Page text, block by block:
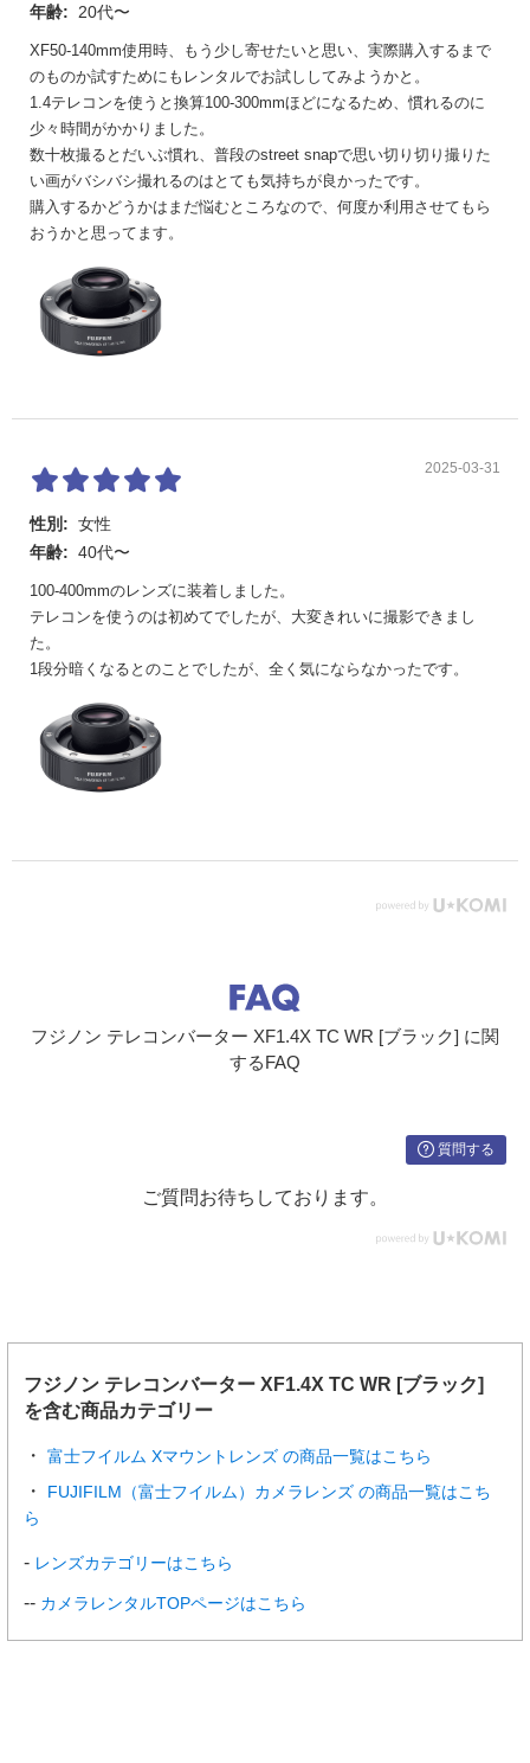
年齢:
20代〜
XF50-140mm使用時、もう少し寄せたいと思い、実際購入するまで
のものか試すためにもレンタルでお試ししてみようかと。
1.4テレコンを使うと換算100-300mmほどになるため、慣れるのに
少々時間がかかりました。
数十枚撮るとだいぶ慣れ、普段のstreet snapで思い切り切り撮りた
い画がバシバシ撮れるのはとても気持ちが良かったです。
購入するかどうかはまだ悩むところなので、何度か利用させてもら
おうかと思ってます。
2025-03-31
性別: 女性
年齢: 40代〜
100-400mmのレンズに装着しました。
テレコンを使うのは初めてでしたが、大変きれいに撮影できまし
た。
1段分暗くなるとのことでしたが、全く気にならなかったです。
フジノン テレコンバーター XF1.4X TC WR [ブラック] に関
するFAQ
質問する
ご質問お待ちしております。
フジノン テレコンバーター XF1.4X TC WR [ブラック]
を含む商品カテゴリー
富士フイルム Xマウントレンズ の商品一覧はこちら
FUJIFILM（富士フイルム）カメラレンズ の商品一覧はこち
ら
レンズカテゴリーはこちら
カメラレンタルTOPページはこちら